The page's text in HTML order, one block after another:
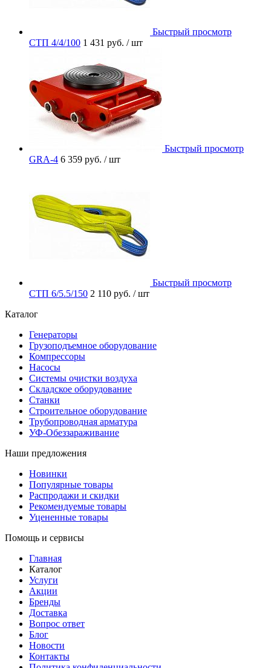
Быстрый просмотр
СТП 4/4/100 1 431 руб. / шт
Быстрый просмотр
GRA-4 6 359 руб. / шт
Быстрый просмотр
СТП 6/5.5/150 2 110 руб. / шт
Каталог
Генераторы
Грузоподъемное оборудование
Компрессоры
Насосы
Системы очистки воздуха
Складское оборудование
Станки
Строительное оборудование
Трубопроводная арматура
УФ-Обеззараживание
Наши предложения
Новинки
Популярные товары
Распродажи и скидки
Рекомендуемые товары
Уцененные товары
Помощь и сервисы
Главная
Каталог
Услуги
Акции
Бренды
Доставка
Вопрос ответ
Блог
Новости
Контакты